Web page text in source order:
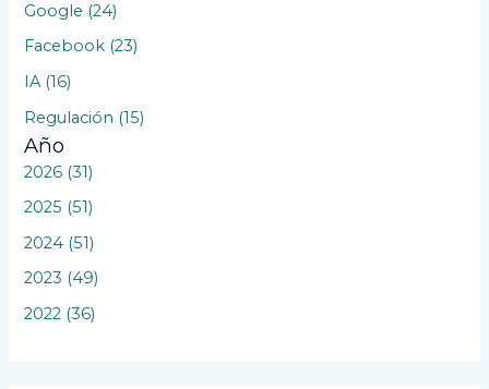
Google (24)
Facebook (23)
IA (16)
Regulación (15)
Año
2026 (31)
2025 (51)
2024 (51)
2023 (49)
2022 (36)